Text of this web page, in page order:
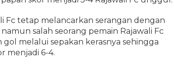
Fc tetap melancarkan serangan dengan
salah seorang pemain Rajawali Fc
gol melalui sepakan kerasnya sehingga
menjadi 6-4.